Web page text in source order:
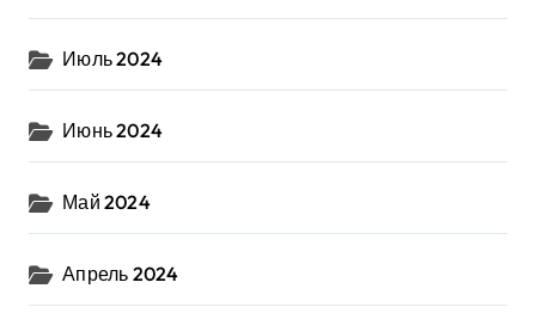
Июль 2024
Июнь 2024
Май 2024
Апрель 2024